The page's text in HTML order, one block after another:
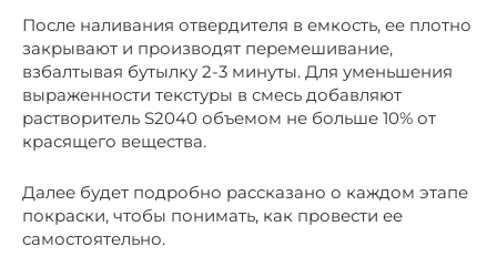
После наливания отвердителя в емкость, ее плотно
закрывают и производят перемешивание,
взбалтывая бутылку 2-3 минуты. Для уменьшения
выраженности текстуры в смесь добавляют
растворитель S2040 объемом не больше 10% от
красящего вещества.
Далее будет подробно рассказано о каждом этапе
покраски, чтобы понимать, как провести ее
самостоятельно.